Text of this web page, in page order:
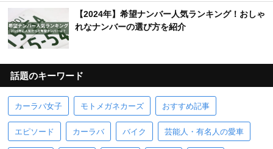
【2024年】希望ナンバー人気ランキング！おしゃ
れなナンバーの選び方を紹介
話題のキーワード
カーラバ女子 モトメガネカーズ おすすめ記事
エピソード カーラバ バイク 芸能人・有名人の愛車